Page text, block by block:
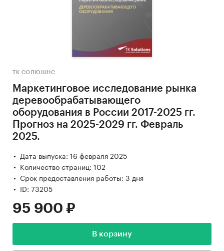
ТК СОЛЮШНС
Маркетинговое исследование рынка
деревообрабатывающего
оборудования в России 2017-2025 гг.
Прогноз на 2025-2029 гг. Февраль
2025.
Дата выпуска: 16 февраля 2025
Количество страниц: 102
Срок предоставления работы: 3 дня
ID: 73205
95 900 ₽
В корзину